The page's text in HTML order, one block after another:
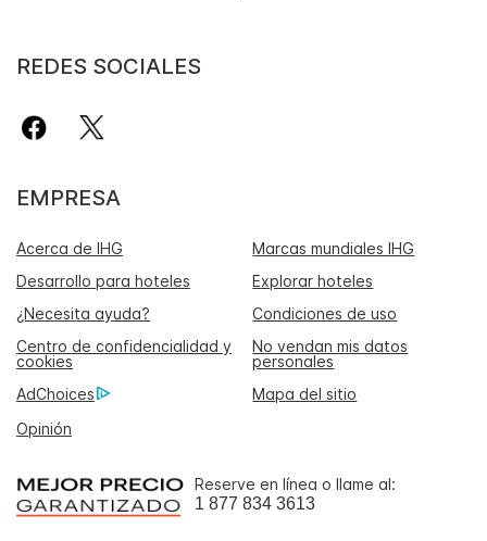
REDES SOCIALES
EMPRESA
Acerca de IHG
Marcas mundiales IHG
Desarrollo para hoteles
Explorar hoteles
¿Necesita ayuda?
Condiciones de uso
Centro de confidencialidad y
cookies
No vendan mis datos
personales
AdChoices
Mapa del sitio
Opinión
Reserve en línea o llame al:
1 877 834 3613